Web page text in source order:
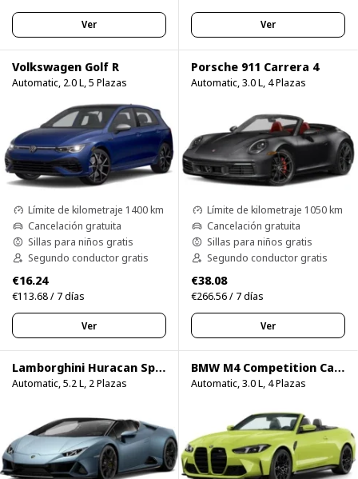
Ver Ver
Volkswagen Golf R
Automatic, 2.0 L, 5 Plazas
Límite de kilometraje 1400 km
Cancelación gratuita
Sillas para niños gratis
Segundo conductor gratis
€16.24
€113.68 / 7 días
Ver
Porsche 911 Carrera 4
Automatic, 3.0 L, 4 Plazas
Límite de kilometraje 1050 km
Cancelación gratuita
Sillas para niños gratis
Segundo conductor gratis
€38.08
€266.56 / 7 días
Ver
Lamborghini Huracan Spyder
Automatic, 5.2 L, 2 Plazas
BMW M4 Competition Cabrio xDrive
Automatic, 3.0 L, 4 Plazas